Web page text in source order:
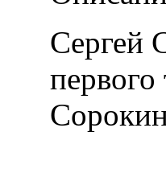
Сергей